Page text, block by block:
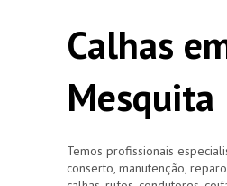
Calhas
Mesquita
Temos profissionais
conserto, manutenção,